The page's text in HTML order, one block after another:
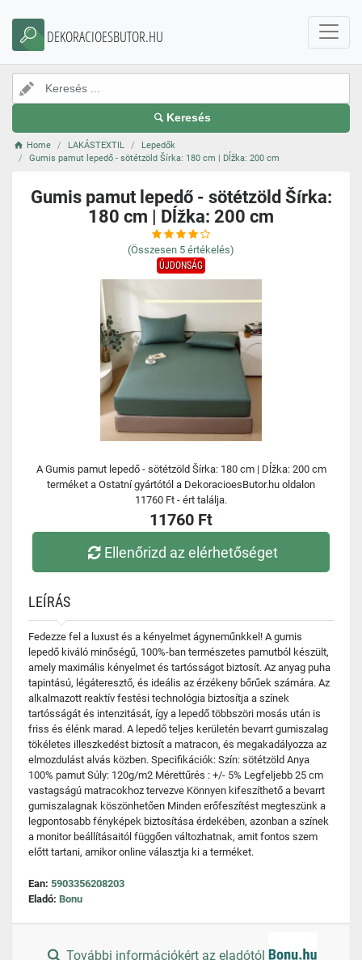
DEKORACIOESBUTOR.HU
Keresés
Home LAKÁSTEXTIL
Lepedők
Gumis pamut lepedő - sötétzöld Šírka: 180 cm | Dĺžka: 200 cm
Gumis pamut lepedő - sötétzöld Šírka:
180 cm | Dĺžka: 200 cm
(Összesen 5 értékelés)
ÚJDONSÁG
A Gumis pamut lepedő - sötétzöld Šírka: 180 cm | Dĺžka: 200 cm
terméket a Ostatní gyártótól a DekoracioesButor.hu oldalon
11760 Ft - ért találja.
11760 Ft
Ellenőrizd az elérhetőséget
LEÍRÁS
Fedezze fel a luxust és a kényelmet ágyneműnkkel! A gumis
lepedő kiváló minőségű, 100%-ban természetes pamutból készült,
amely maximális kényelmet és tartósságot biztosít. Az anyag puha
tapintású, légáteresztő, és ideális az érzékeny bőrűek számára. Az
alkalmazott reaktív festési technológia biztosítja a színek
tartósságát és intenzitását, így a lepedő többszöri mosás után is
friss és élénk marad. A lepedő teljes kerületén bevarrt gumiszalag
tökéletes illeszkedést biztosít a matracon, és megakadályozza az
elmozdulást alvás közben. Specifikációk: Szín: sötétzöld Anya
100% pamut Súly: 120g/m2 Mérettűrés : +/- 5% Legfeljebb 25 cm
vastagságú matracokhoz tervezve Könnyen kifeszíthető a bevarrt
gumiszalagnak köszönhetően Minden erőfeszítést megteszünk a
legpontosabb fényképek biztosítása érdekében, azonban a színek
a monitor beállításaitól függően változhatnak, amit fontos szem
előtt tartani, amikor online választja ki a terméket.
Ean: 5903356208203
Eladó: Bonu
További információkért az eladótól